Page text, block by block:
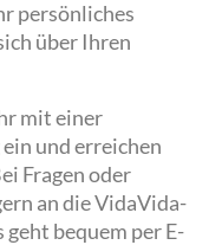
persönliches
über Ihren
mit einer
und erreichen
Fragen oder
an die VidaVida-
bequem per E-